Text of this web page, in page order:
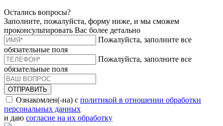
Остались вопросы?
Заполните, пожалуйста, форму ниже, и мы сможем
проконсультировать Вас более детально
Пожалуйста, заполните все
обязательные поля
Пожалуйста, заполните все
обязательные поля
ОТПРАВИТЬ
Ознакомлен(-на) с политикой в отношении обработки
персональных данных
и даю согласие на их обработку